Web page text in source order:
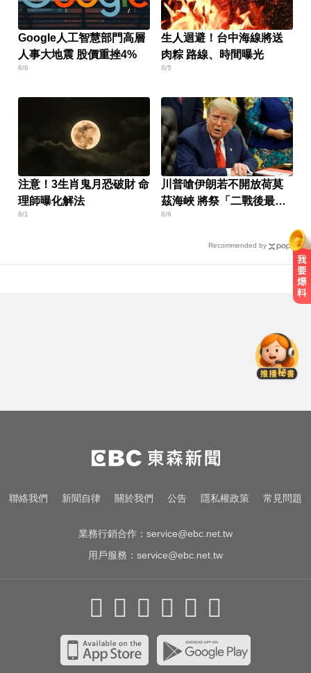
Google人工智慧部門高層
人事大地震 股價重挫4%
8/6
生人迴避！台中海線將送
肉粽 路線、時間曝光
8/5
注意！3生肖鬼月恐破財 命
理師曝化解法
8/1
川普嗆伊朗若不開放荷莫
茲海峽 將祭「二戰後最大
攻擊」
8/6
Recommended by
4.4%突破4253美元
淑麗氣象／白海豚路徑變了！最快
明海警 未來一週降雨熱區曝
三商壽9/1股票下市！12/1正式更名
聯絡我們 新聞自律 關於我們 公告 隱私權政策 常見問題
業務行銷合作： service@ebc.net.tw
用戶服務： service@ebc.net.tw